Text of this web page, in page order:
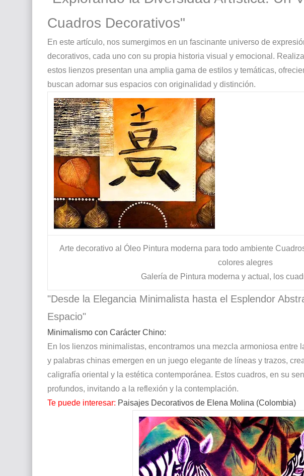
Cuadros Decorativos"
En este artículo, nos sumergimos en un fascinante universo de
decorativos, cada uno con su propia historia visual y emocional.
estos lienzos presentan una amplia gama de estilos y temáticas,
buscan adornar sus espacios con originalidad y distinción.
Arte decorativo al Óleo Pintura moderna para todo ambiente
colores alegres
Galería de Pintura moderna y actual, los
"Desde la Elegancia Minimalista hasta el Esplendor
Espacio"
Minimalismo con Carácter Chino:
En los lienzos minimalistas, encontramos una mezcla armoniosa entre
y palabras chinas emergen en un juego elegante de líneas y trazos,
caligrafía oriental y la estética contemporánea. Estos cuadros, en su
profundos, invitando a la reflexión y la contemplación.
Te puede interesar: Paisajes Decorativos de Elena Molina (Colombia)